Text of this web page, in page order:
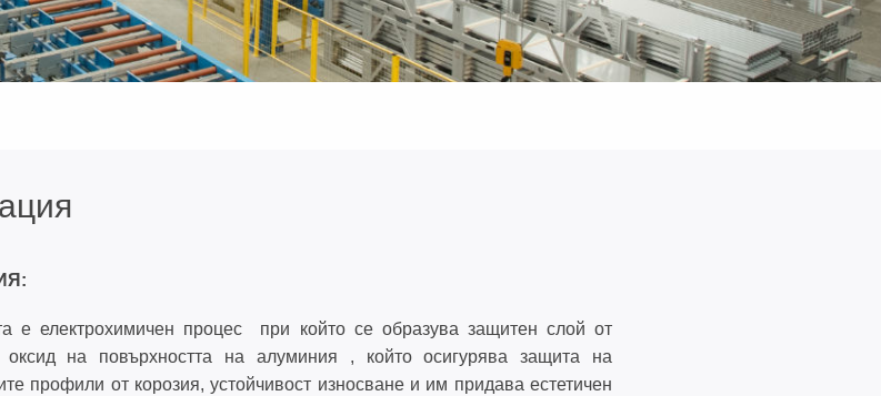
ОТВАРЯЕМА СИСТЕМА С
ПРЕКЪСНАТ ТЕРМИЧЕН МОСТ 70
ММ - TBO70
КОМАРНИЦИ И ПРОФИЛИ ЗА
е електрохимичен процес при който се образува защитен слой от
оксид на повърхността на алуминия , който осигурява защита на
профили от корозия, устойчивост износване и им придава естетичен